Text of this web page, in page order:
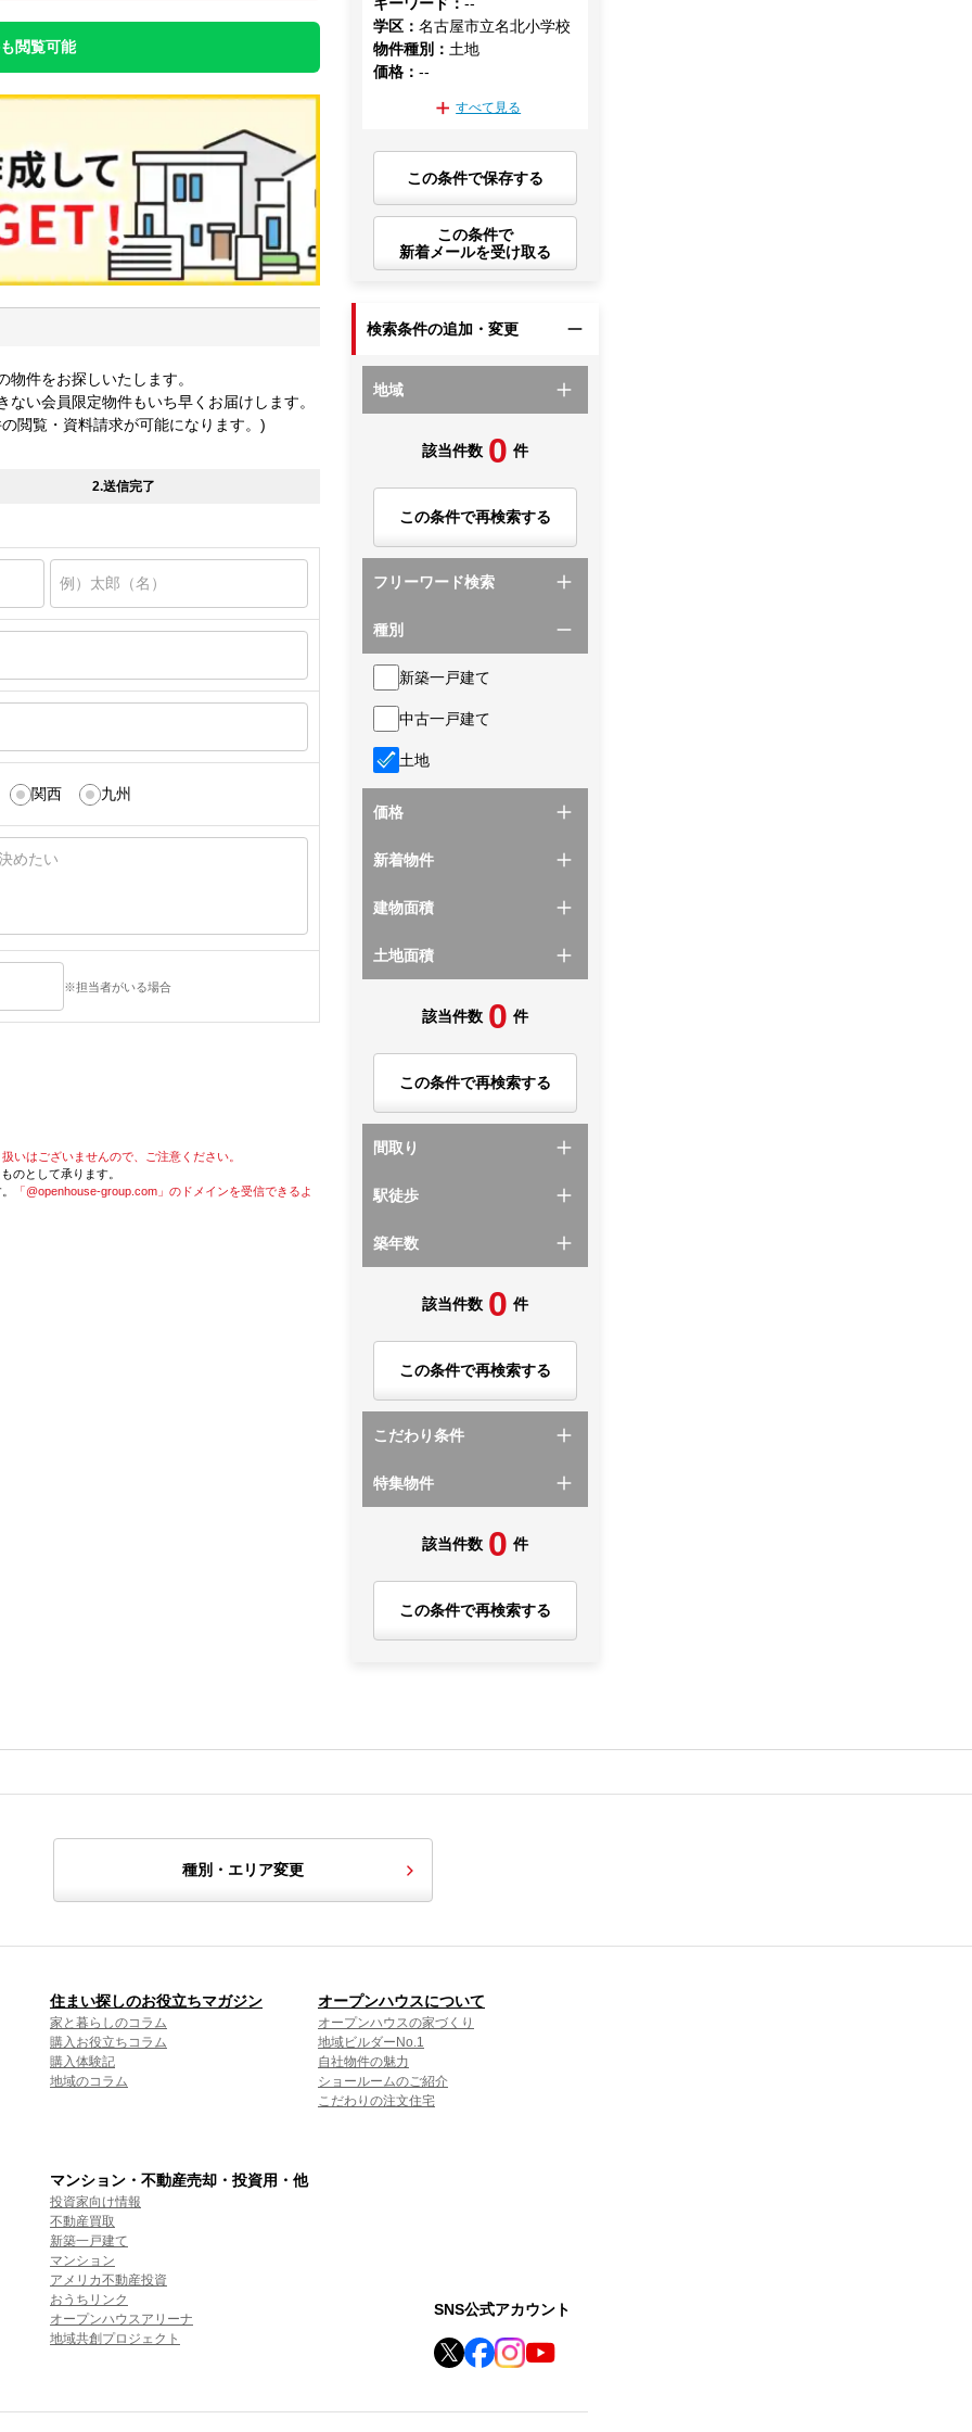
閲覧可能
件をお探しいたします。
い会員限定物件もいち早くお届けします。
閲覧・資料請求が可能になります。)
2.送信完了
関西 九州
※担当者がいる場合
いはございませんので、ご注意ください。
のとして承ります。
「@openhouse-group.com」のドメインを受信できるよ
学区 ：名古屋市立名北小学校
物件種別 ： 土地
価格 ：--
すべて見る
この条件で保存する
この条件で
新着メールを受け取る
検索条件の追加・変更
地域
該当件数 0 件
この条件で再検索する
フリーワード検索
種別
新築一戸建て
中古一戸建て
土地
価格
新着物件
建物面積
土地面積
該当件数 0 件
この条件で再検索する
間取り
駅徒歩
築年数
該当件数 0 件
この条件で再検索する
こだわり条件
特集物件
該当件数 0 件
この条件で再検索する
種別・エリア変更
住まい探しのお役立ちマガジン
家と暮らしのコラム
購入お役立ちコラム
購入体験記
地域のコラム
オープンハウスについて
オープンハウスの家づくり
地域ビルダーNo.1
自社物件の魅力
ショールームのご紹介
こだわりの注文住宅
マンション・不動産売却・投資用・他
投資家向け情報
不動産買取
新築一戸建て
マンション
アメリカ不動産投資
おうちリンク
オープンハウスアリーナ
地域共創プロジェクト
SNS公式アカウント